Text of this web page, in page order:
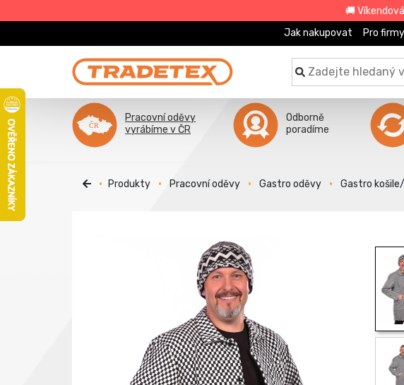
🚚
Jak nakupovat
Pro firmy
Pracovní oděvy
vyrábíme v ČR
Odborně
poradíme
Produkty Pracovní oděvy Gastro oděvy Gastro